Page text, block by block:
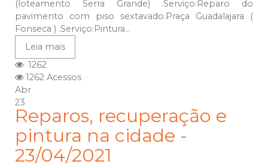
(loteamento Serra Grande) .Serviço:Reparo do
pavimento com piso sextavado.Praça Guadalajara (
Fonseca ) .Serviço:Pintura...
Leia mais
1262
1262 Acessos
Abr
23
Reparos, recuperação e
pintura na cidade -
23/04/2021